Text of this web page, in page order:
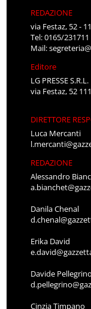
REDAZIONE
via Festaz, 52 -
Tel: 0165/
Mail:
Editore
LG PRESSE S.R.L.
via Festaz, 52
DIRETTORE
Luca Mercanti
REDAZIONE
Alessandro
Danila Chenal
Erika David
Davide Pellegrino
Cinzia Timpano